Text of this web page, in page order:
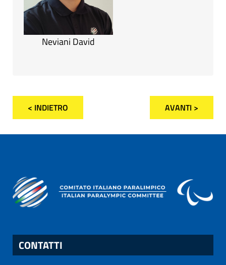
Neviani David
< INDIETRO AVANTI >
CONTATTI